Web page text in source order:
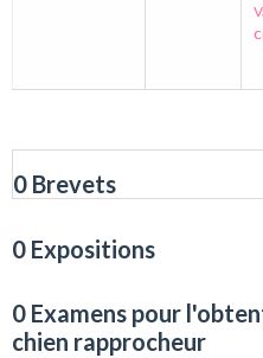
0 Brevets
0 Expositions
0 Examens pour
chien rapprocheur